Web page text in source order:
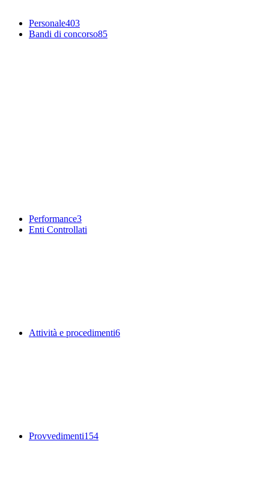
Personale403
Bandi di concorso85
Performance3
Enti Controllati
Attività e procedimenti6
Provvedimenti154